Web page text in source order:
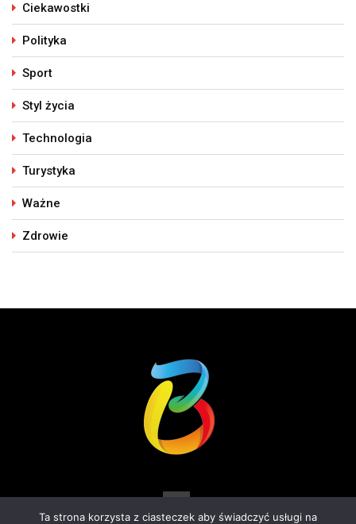
Ciekawostki
Polityka
Sport
Styl życia
Technologia
Turystyka
Ważne
Zdrowie
Ta strona korzysta z ciasteczek aby świadczyć usługi na